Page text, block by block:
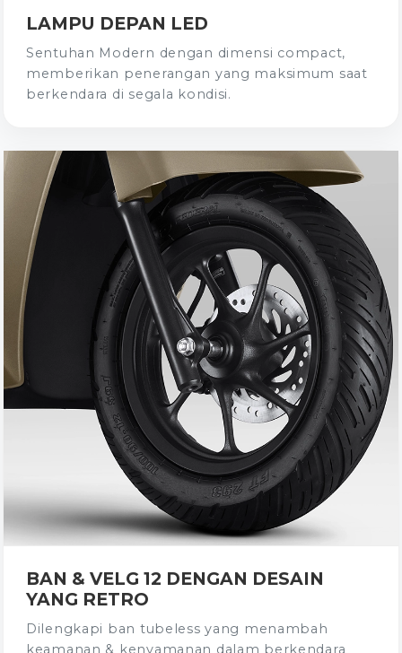
LAMPU DEPAN LED
Sentuhan Modern dengan dimensi compact,
memberikan penerangan yang maksimum saat
berkendara di segala kondisi.
BAN & VELG 12 DENGAN DESAIN
YANG RETRO
Dilengkapi ban tubeless yang menambah
keamanan & kenyamanan dalam berkendara